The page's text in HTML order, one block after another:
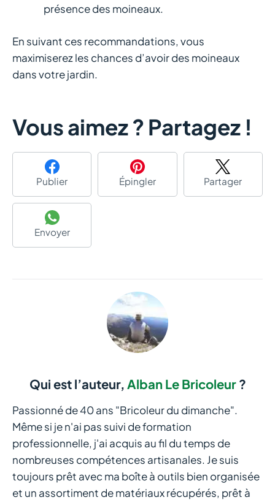
présence des moineaux.
En suivant ces recommandations, vous
maximiserez les chances d’avoir des moineaux
dans votre jardin.
Vous aimez ? Partagez !
Publier Épingler Partager
Envoyer
Qui est l’auteur,Alban Le Bricoleur?
Passionné de 40 ans "Bricoleur du dimanche".
Même si je n'ai pas suivi de formation
professionnelle, j'ai acquis au fil du temps de
nombreuses compétences artisanales. Je suis
toujours prêt avec ma boîte à outils bien organisée
et un assortiment de matériaux récupérés, prêt à